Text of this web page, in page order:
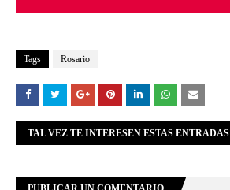
Tags Rosario
TAL VEZ TE INTERESEN ESTAS ENTRADAS